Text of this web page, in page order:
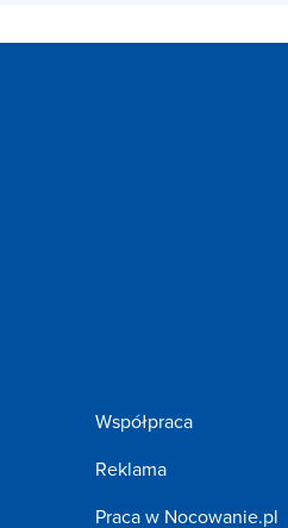
Współpraca
Reklama
Praca w Nocowanie.pl